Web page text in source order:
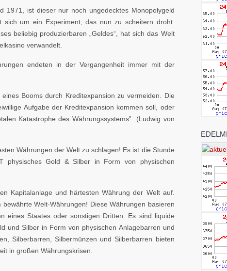
1971, ist dieser nur noch ungedecktes Monopolygeld
sich um ein Experiment, das nun zu scheitern droht.
beliebig produzierbaren „Geldes“, hat sich das Welt
verwandelt.
endeten in der Vergangenheit immer mit der
Booms durch Kreditexpansion zu vermeiden. Die
Aufgabe der Kreditexpansion kommen soll, oder
Katastrophe des Währungssystems” (Ludwig von
Währungen der Welt zu schlagen! Es ist die Stunde
physisches Gold & Silber in Form von physischen
Kapitalanlage und härtesten Währung der Welt auf.
Welt-Währungen! Diese Währungen basieren
eines Staates oder sonstigen Dritten. Es sind liquide
und Silber in Form von physischen Anlagebarren und
Silberbarren, Silbermünzen und Silberbarren bieten
in großen Währungskrisen.